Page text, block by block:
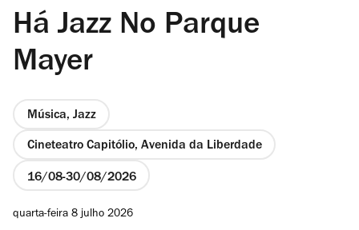
Há Jazz No Parque
Mayer
Música, Jazz
Cineteatro Capitólio, Avenida da Liberdade
16/08 30/08/2026
quarta-feira 8 julho 2026